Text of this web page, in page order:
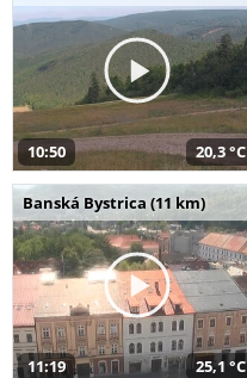
10:50 20,3 °C
Banská Bystrica (11 km)
11:19 25,1 °C